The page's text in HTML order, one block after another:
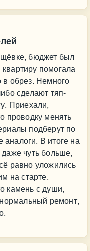
бюджет был
помогала
в обрез. Немного
сделают тяп-
Приехали,
проводку менять
подберут по
В итоге на
чуть больше,
равно уложились
на старте.
камень с души,
ремонт,